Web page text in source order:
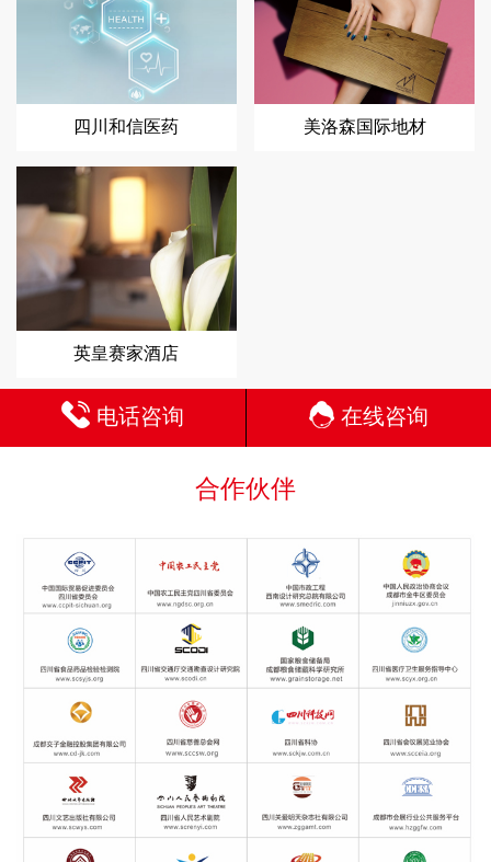
四川和信医药 美洛森国际地材
英皇赛家酒店
电话咨询 在线咨询
合作伙伴